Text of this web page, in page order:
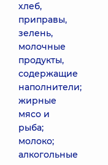
хлеб,
приправы,
зелень,
молочные
продукты,
содержащие
наполнители;
жирные
мясо и
рыба;
молоко;
алкогольные